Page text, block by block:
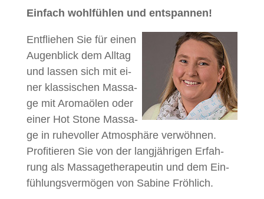
Ein­fach wohl­füh­len und entspannen!
Ent­flie­hen Sie für ei­nen
Au­gen­blick dem All­tag
und las­sen sich mit ei­
ner klas­si­schen Mas­sa­
ge mit Aro­ma­ölen oder
ei­ner Hot Stone Mas­sa­
ge in ru­he­vol­ler At­mo­sphä­re ver­wöh­nen.
Pro­fi­tie­ren Sie von der lang­jäh­ri­gen Er­fah­
rung als Mas­sa­ge­the­ra­peu­tin und dem Ein­
füh­lungs­ver­mö­gen von Sa­bi­ne Fröhlich.